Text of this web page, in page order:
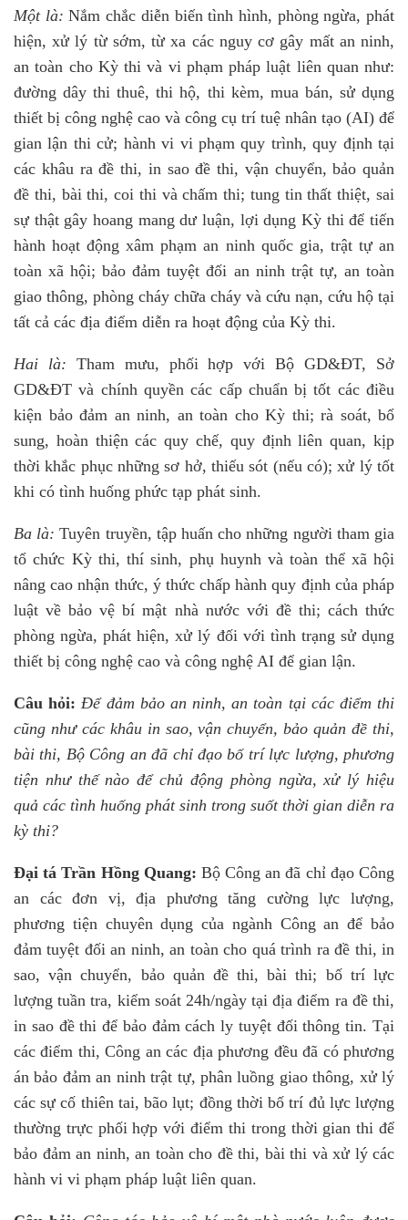
Một là:Nắm chắc diễn biến tình hình, phòng ngừa, phát
hiện, xử lý từ sớm, từ xa các nguy cơ gây mất an ninh,
an toàn cho Kỳ thi và vi phạm pháp luật liên quan như:
đường dây thi thuê, thi hộ, thi kèm, mua bán, sử dụng
thiết bị công nghệ cao và công cụ trí tuệ nhân tạo (AI) để
gian lận thi cử; hành vi vi phạm quy trình, quy định tại
các khâu ra đề thi, in sao đề thi, vận chuyển, bảo quản
đề thi, bài thi, coi thi và chấm thi; tung tin thất thiệt, sai
sự thật gây hoang mang dư luận, lợi dụng Kỳ thi để tiến
hành hoạt động xâm phạm an ninh quốc gia, trật tự an
toàn xã hội; bảo đảm tuyệt đối an ninh trật tự, an toàn
giao thông, phòng cháy chữa cháy và cứu nạn, cứu hộ tại
tất cả các địa điểm diễn ra hoạt động của Kỳ thi.
Hai là: Tham mưu, phối hợp với Bộ GD&ĐT, Sở
GD&ĐT và chính quyền các cấp chuẩn bị tốt các điều
kiện bảo đảm an ninh, an toàn cho Kỳ thi; rà soát, bổ
sung, hoàn thiện các quy chế, quy định liên quan, kịp
thời khắc phục những sơ hở, thiếu sót (nếu có); xử lý tốt
khi có tình huống phức tạp phát sinh.
Ba là:Tuyên truyền, tập huấn cho những người tham gia
tổ chức Kỳ thi, thí sinh, phụ huynh và toàn thể xã hội
nâng cao nhận thức, ý thức chấp hành quy định của pháp
luật về bảo vệ bí mật nhà nước với đề thi; cách thức
phòng ngừa, phát hiện, xử lý đối với tình trạng sử dụng
thiết bị công nghệ cao và công nghệ AI để gian lận.
Câu hỏi:Để đảm bảo an ninh, an toàn tại các điểm thi
cũng như các khâu in sao, vận chuyển, bảo quản đề thi,
bài thi, Bộ Công an đã chỉ đạo bố trí lực lượng, phương
tiện như thế nào để chủ động phòng ngừa, xử lý hiệu
quả các tình huống phát sinh trong suốt thời gian diễn ra
kỳ thi?
Đại tá Trần Hồng Quang: Bộ Công an đã chỉ đạo Công
an các đơn vị, địa phương tăng cường lực lượng,
phương tiện chuyên dụng của ngành Công an để bảo
đảm tuyệt đối an ninh, an toàn cho quá trình ra đề thi, in
sao, vận chuyển, bảo quản đề thi, bài thi; bố trí lực
lượng tuần tra, kiểm soát 24h/ngày tại địa điểm ra đề thi,
in sao đề thi để bảo đảm cách ly tuyệt đối thông tin. Tại
các điểm thi, Công an các địa phương đều đã có phương
án bảo đảm an ninh trật tự, phân luồng giao thông, xử lý
các sự cố thiên tai, bão lụt; đồng thời bố trí đủ lực lượng
thường trực phối hợp với điểm thi trong thời gian thi để
bảo đảm an ninh, an toàn cho đề thi, bài thi và xử lý các
hành vi vi phạm pháp luật liên quan.